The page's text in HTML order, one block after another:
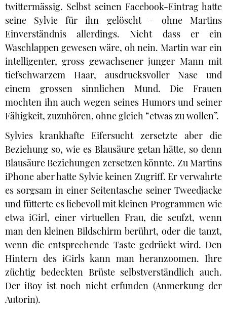
twittermässig. Selbst seinen Facebook-Eintrag hatte
seine Sylvie für ihn gelöscht – ohne Martins
Einverständnis allerdings. Nicht dass er ein
Waschlappen gewesen wäre, oh nein. Martin war ein
intelligenter, gross gewachsener junger Mann mit
tiefschwarzem Haar, ausdrucksvoller Nase und
einem grossen sinnlichen Mund. Die Frauen
mochten ihn auch wegen seines Humors und seiner
Fähigkeit, zuzuhören, ohne gleich “etwas zu wollen”.
Sylvies krankhafte Eifersucht zersetzte aber die
Beziehung so, wie es Blausäure getan hätte, so denn
Blausäure Beziehungen zersetzen könnte. Zu Martins
iPhone aber hatte Sylvie keinen Zugriff. Er verwahrte
es sorgsam in einer Seitentasche seiner Tweedjacke
und fütterte es liebevoll mit kleinen Programmen wie
etwa iGirl, einer virtuellen Frau, die seufzt, wenn
man den kleinen Bildschirm berührt, oder die tanzt,
wenn die entsprechende Taste gedrückt wird. Den
Hintern des iGirls kann man heranzoomen. Ihre
züchtig bedeckten Brüste selbstverständlich auch.
Der iBoy ist noch nicht erfunden (Anmerkung der
Autorin).